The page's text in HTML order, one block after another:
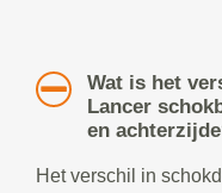
Wat is het
Lancer
en
Het verschil in